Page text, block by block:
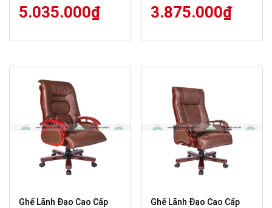
5.035.000₫ 3.875.000₫
Ghế Lãnh Đạo Cao Cấp
Ghế Lãnh Đạo Cao Cấp